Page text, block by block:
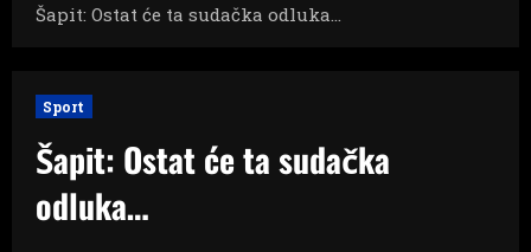
Šapit: Ostat će ta sudačka odluka…
Sport
Šapit: Ostat će ta sudačka
odluka…